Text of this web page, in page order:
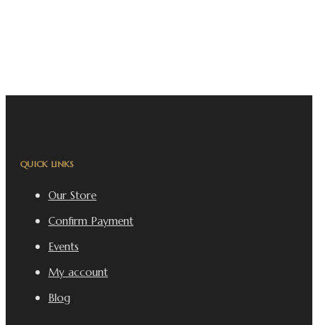
QUICK LINKS
Our Store
Confirm Payment
Events
My account
Blog